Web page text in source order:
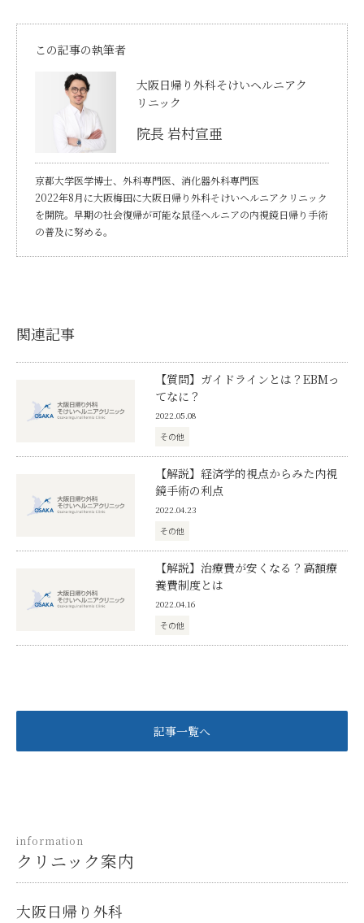
この記事の執筆者
大阪日帰り外科そけいヘルニアク
リニック
院長 岩村宣亜
京都大学医学博士、外科専門医、消化器外科専門医
2022年8月に大阪梅田に大阪日帰り外科そけいヘルニアクリニック
を開院。早期の社会復帰が可能な鼠径ヘルニアの内視鏡日帰り手術
の普及に努める。
関連記事
【質問】ガイドラインとは？EBMっ
てなに？
2022.05.08
その他
【解説】経済学的視点からみた内視
鏡手術の利点
2022.04.23
その他
【解説】治療費が安くなる？高額療
養費制度とは
2022.04.16
その他
記事一覧へ
information
クリニック案内
大阪日帰り外科